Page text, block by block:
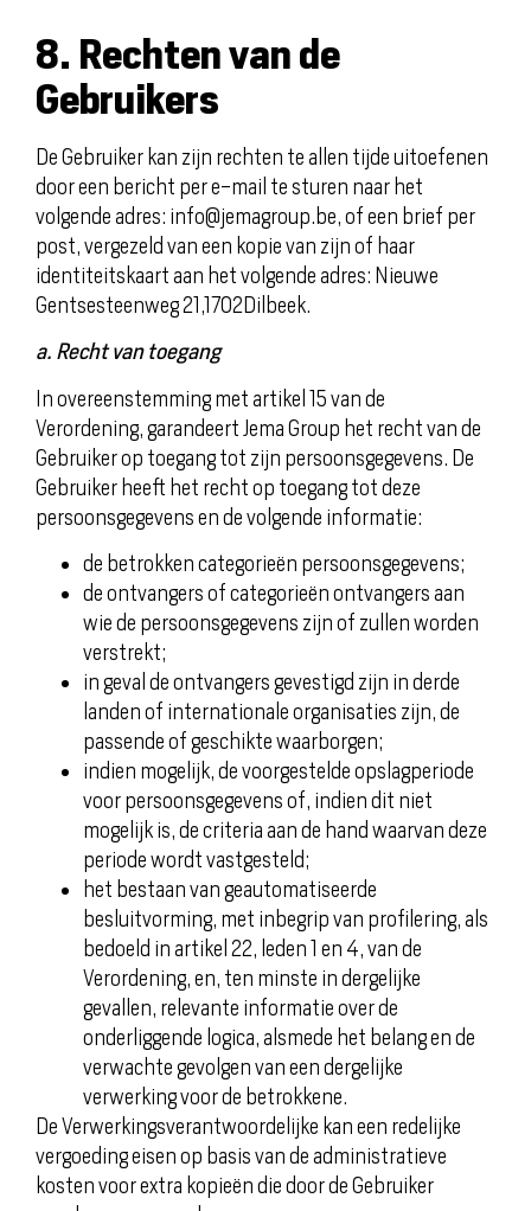
8. Rechten van de
Gebruikers
De Gebruiker kan zijn rechten te allen tijde uitoefenen
door een bericht per e-mail te sturen naar het
volgende adres: info@jemagroup.be, of een brief per
post, vergezeld van een kopie van zijn of haar
identiteitskaart aan het volgende adres: Nieuwe
Gentsesteenweg 21,1702Dilbeek.
a. Recht van toegang
In overeenstemming met artikel 15 van de
Verordening, garandeert Jema Group het recht van de
Gebruiker op toegang tot zijn persoonsgegevens. De
Gebruiker heeft het recht op toegang tot deze
persoonsgegevens en de volgende informatie:
de betrokken categorieën persoonsgegevens;
de ontvangers of categorieën ontvangers aan
wie de persoonsgegevens zijn of zullen worden
verstrekt;
in geval de ontvangers gevestigd zijn in derde
landen of internationale organisaties zijn, de
passende of geschikte waarborgen;
indien mogelijk, de voorgestelde opslagperiode
voor persoonsgegevens of, indien dit niet
mogelijk is, de criteria aan de hand waarvan deze
periode wordt vastgesteld;
het bestaan van geautomatiseerde
besluitvorming, met inbegrip van profilering, als
bedoeld in artikel 22, leden 1 en 4, van de
Verordening, en, ten minste in dergelijke
gevallen, relevante informatie over de
onderliggende logica, alsmede het belang en de
verwachte gevolgen van een dergelijke
verwerking voor de betrokkene.
De Verwerkingsverantwoordelijke kan een redelijke
vergoeding eisen op basis van de administratieve
kosten voor extra kopieën die door de Gebruiker